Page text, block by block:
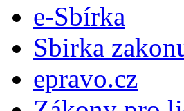
e-Sbírka
Sbirka
epravo.cz